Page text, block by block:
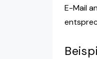
E-Mail